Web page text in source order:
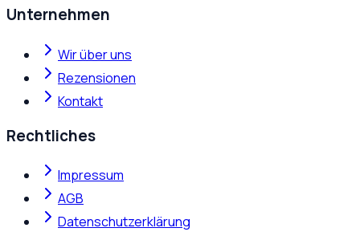
Unternehmen
Wir über uns
Rezensionen
Kontakt
Rechtliches
Impressum
AGB
Datenschutzerklärung